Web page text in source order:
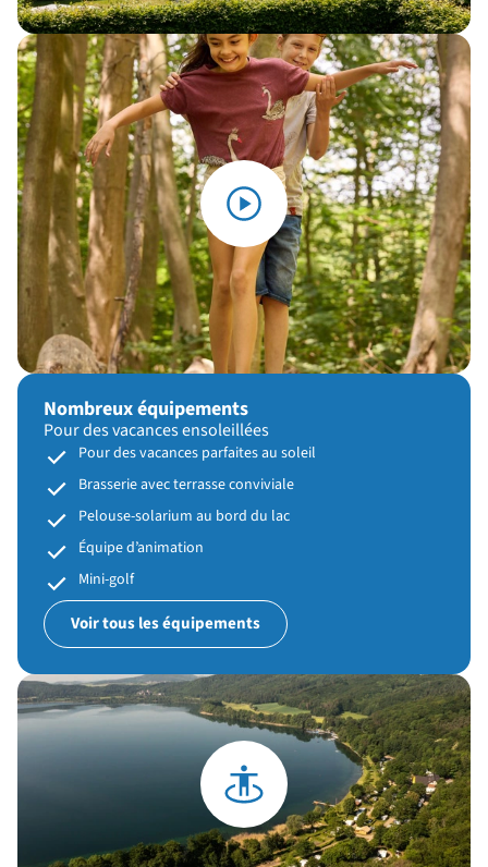
Nombreux équipements
Pour des vacances ensoleillées
Pour des vacances parfaites au soleil
Brasserie avec terrasse conviviale
Pelouse-solarium au bord du lac
Équipe d’animation
Mini-golf
Voir tous les équipements